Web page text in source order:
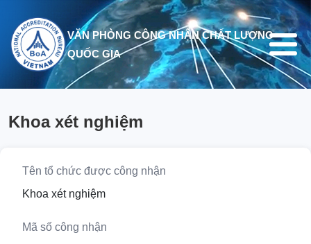
Nhảy đến nội dung
VĂN PHÒNG CÔNG NHẬN CHẤT LƯỢNG
QUỐC GIA
Khoa xét nghiệm
Tên tổ chức được công nhận
Khoa xét nghiệm
Mã số công nhận